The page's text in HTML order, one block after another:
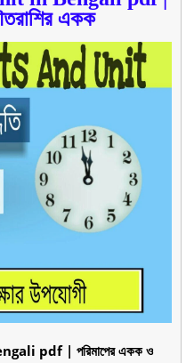
একক
pdf | পরিমাপের একক ও